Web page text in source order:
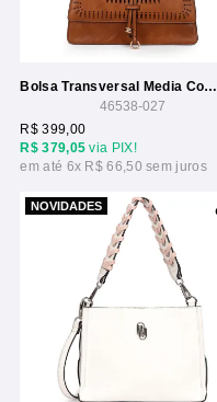
Bolsa Transversal Media Com Detalhe Laser E Alca Corrente
46538-027
R$ 379,05 via PIX!
R$ 399,00
6x R$ 66,50
NOVIDADES